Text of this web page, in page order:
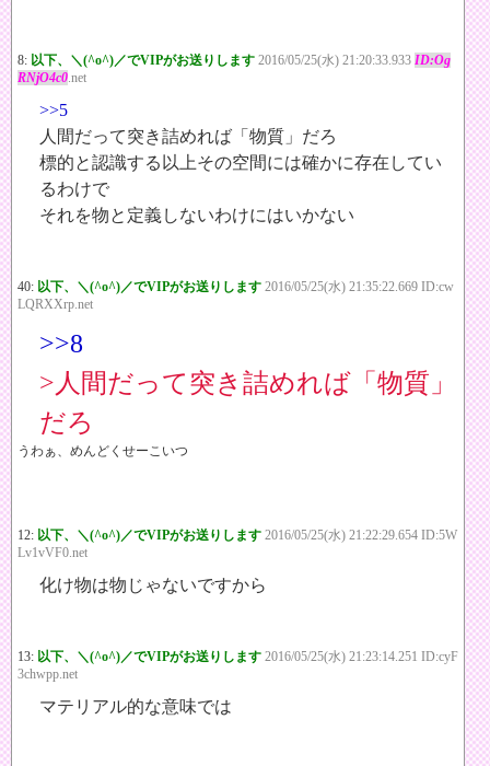
8: 以下、＼(^o^)／でVIPがお送りします 2016/05/25(水) 21:20:33.933 ID:Og
RNjO4c0.net
>>5
人間だって突き詰めれば「物質」だろ
標的と認識する以上その空間には確かに存在してい
るわけで
それを物と定義しないわけにはいかない
40: 以下、＼(^o^)／でVIPがお送りします 2016/05/25(水) 21:35:22.669 ID:cw
LQRXXrp.net
>>8
>人間だって突き詰めれば「物質」
だろ
うわぁ、めんどくせーこいつ
12: 以下、＼(^o^)／でVIPがお送りします 2016/05/25(水) 21:22:29.654 ID:5W
Lv1vVF0.net
化け物は物じゃないですから
13: 以下、＼(^o^)／でVIPがお送りします 2016/05/25(水) 21:23:14.251 ID:cyF
3chwpp.net
マテリアル的な意味では